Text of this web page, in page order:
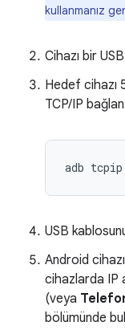
kullanmanız
Cihazı bir
Hedef cihazı
TCP/IP
USB
Android
cihazlarda IP
(veya
bölümünde